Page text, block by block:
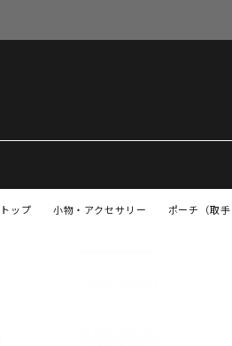
トップ 小物・アクセサリー ポーチ（取手